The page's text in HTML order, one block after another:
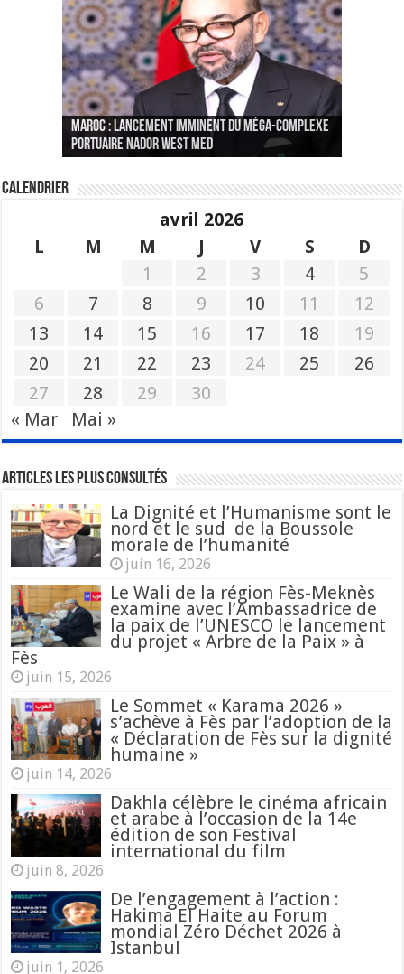
MAROC : Lancement imminent du méga-complexe
portuaire Nador West Med
Le Wali Ait Taleb préside la nomination du
nouveau Secrétaire Général pour insuffler un
sang nouveau à l’administration
Fès : La 70e conférence annuelle de la
Fédération internationale des journalistes et
des écrivains s’est achevée
Paris va présenter à Alger une liste de
« plusieurs centaines de personnes » aux
profils « dangereux »
CGEM: le binôme Oukacha-Joundy reconduit à la
tête de la Fédération des pêches maritimes
Calendrier
avril 2026
L
M M J V S
D
1
2 3 4
5
6
7 8 9 10 11
12
13
14 15 16 17 18
19
20
21 22 23 24 25
26
27
28 29
30
« Mar
Mai »
Articles les plus consultés
La Dignité et l’Humanisme sont le
nord et le sud de la Boussole
morale de l’humanité
juin 16, 2026
Le Wali de la région Fès-Meknès
examine avec l’Ambassadrice de
la paix de l’UNESCO le lancement
du projet « Arbre de la Paix » à
Fès
juin 15, 2026
Le Sommet « Karama 2026 »
s’achève à Fès par l’adoption de la
« Déclaration de Fès sur la dignité
humaine »
juin 14, 2026
Dakhla célèbre le cinéma africain
et arabe à l’occasion de la 14e
édition de son Festival
international du film
juin 8, 2026
De l’engagement à l’action :
Hakima El Haite au Forum
mondial Zéro Déchet 2026 à
Istanbul
juin 1, 2026